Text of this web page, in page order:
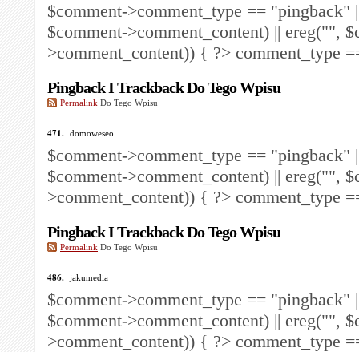
$comment->comment_type == "pingback"
$comment->comment_content) || ereg("",
>comment_content)) { ?>
Pingback I Trackback Do Tego Wpisu
Permalink Do Tego Wpisu
471. domoweseo
comment_type
$comment->comment_type == "pingback"
$comment->comment_content) || ereg("",
>comment_content)) { ?>
Pingback I Trackback Do Tego Wpisu
Permalink Do Tego Wpisu
486. jakumedia
comment_type
$comment->comment_type == "pingback"
$comment->comment_content) || ereg("",
>comment_content)) { ?> comment_type